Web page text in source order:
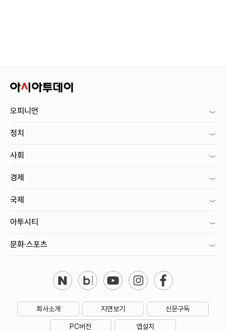
오피니언
정치
사회
경제
국제
아투시티
문화·스포츠
회사소개 지면보기 신문구독
PC버전 앱설치